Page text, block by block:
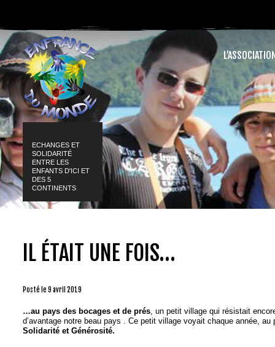
ECHANGES ET
SOLIDARITÉ
ENTRE LES
ENFANTS D'ICI ET
DES 5
CONTINENTS
IL ÉTAIT UNE FOIS…
Posté le 9 avril 2019
…au pays des bocages et de prés, un petit village qui résistait
d’avantage notre beau pays . Ce petit village voyait chaque année,
Solidarité et Générosité.